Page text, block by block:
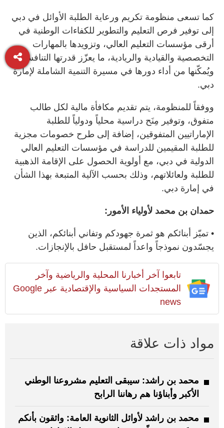
كما تسعى منظومة تكريم ورعاية الطلبة الأوائل في دبي
إلى توفير فرص التعليم والتطوير للكفاءات الوطنية في
أرقى مؤسسات التعليم العالي، وتزويدها بالمهارات
التخصصية والقيادية والريادية، ما يعزّز قدرتها التنافسية،
ويُمكّنها من أداء دورها في مسيرة التنمية الشاملة لإمارة
دبي.
ووفقاً للمنظومة، يتم تقديم مكافأة مالية لكل طالب
متفوق، وتوفير مِنَح دراسية محلياً ودولياً للطلبة
الإماراتيين المتفوقين، إضافة إلى طرح خصومات مجزية
للطلبة المقيمين للدراسة في مؤسسات التعليم العالي
الدولية في دبي، مع أولوية الحصول على الإقامة الذهبية
للطلبة ولعائلاتهم، وذلك بحسب الآلية المتبعة بهذا الشأن
في إمارة دبي.
حمدان بن محمد لأولياء الأمور:
• تميّز أبنائكم هو ثمرة جهودكم وتفاني أبنائكم، الذين
يجسّدون نموذجاً واعداً لمستقبل حافل بالإنجازات.
تابعوا آخر أخبارنا المحلية والرياضية وآخر
المستجدات السياسية والإقتصادية عبر Google
news
مواد ذات علاقة
محمد بن راشد: سيبقى التعليم مشروعنا الوطني
الأكبر وأبناؤنا هم رهاننا الرابح
محمد بن راشد لأوائل الثانوية العامة: واثقون بأنكم